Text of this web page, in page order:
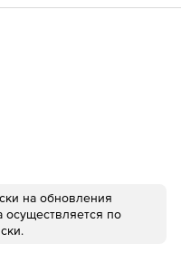
на обновления
осуществляется по